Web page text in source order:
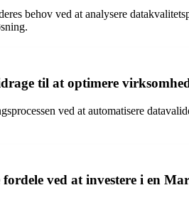
behov ved at analysere
til at optimere
ved at automatisere
ved at investere i en